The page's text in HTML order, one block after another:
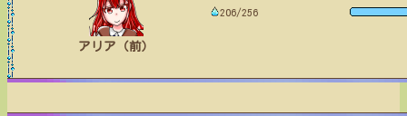
アリア（前）
206/256